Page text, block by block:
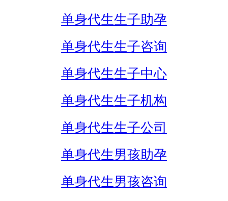
单身代生生子助孕
单身代生生子咨询
单身代生生子中心
单身代生生子机构
单身代生生子公司
单身代生男孩助孕
单身代生男孩咨询